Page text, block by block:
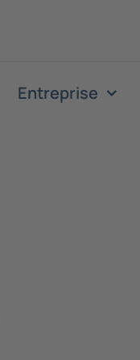
Entreprise